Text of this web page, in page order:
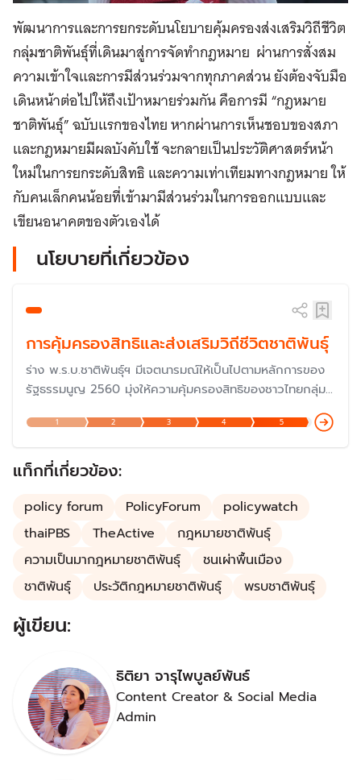
พัฒนาการและการยกระดับนโยบายคุ้มครองส่งเสริมวิถีชีวิต
กลุ่มชาติพันธุ์ที่เดินมาสู่การจัดทำกฎหมาย ผ่านการสั่งสม
ความเข้าใจและการมีส่วนร่วมจากทุกภาคส่วน ยังต้องจับมือ
เดินหน้าต่อไปให้ถึงเป้าหมายร่วมกัน คือการมี “กฎหมาย
ชาติพันธุ์” ฉบับแรกของไทย หากผ่านการเห็นชอบของสภา
และกฎหมายมีผลบังคับใช้ จะกลายเป็นประวัติศาสตร์หน้า
ใหม่ในการยกระดับสิทธิ และความเท่าเทียมทางกฎหมาย ให้
กับคนเล็กคนน้อยที่เข้ามามีส่วนร่วมในการออกแบบและ
เขียนอนาคตของตัวเองได้
นโยบายที่เกี่ยวข้อง
การคุ้มครองสิทธิและส่งเสริมวิถีชีวิตชาติพันธุ์
ร่าง พ.ร.บ.ชาติพันธุ์ฯ มีเจตนารมณ์ให้เป็นไปตามหลักการของ
รัฐธรรมนูญ 2560 มุ่งให้ความคุ้มครองสิทธิของชาวไทยกลุ่ม
ประเทศ
1 2 3 4 5
แท็กที่เกี่ยวข้อง:
policy forum PolicyForum
policywatch
thaiPBS
TheActive
กฎหมายชาติพันธุ์
ความเป็นมากฎหมายชาติพันธุ์
ชนเผ่าพื้นเมือง
ชาติพันธุ์
ประวัติกฎหมายชาติพันธุ์ พรบชาติพันธุ์
ผู้เขียน:
ธิติยา จารุไพบูลย์พันธ์
Content Creator & Social Media
Admin